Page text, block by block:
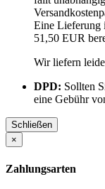
Eine Lieferung
51,50 EUR
Wir liefern
DPD: Sollten
eine Gebühr
Schließen
×
Zahlungsarten